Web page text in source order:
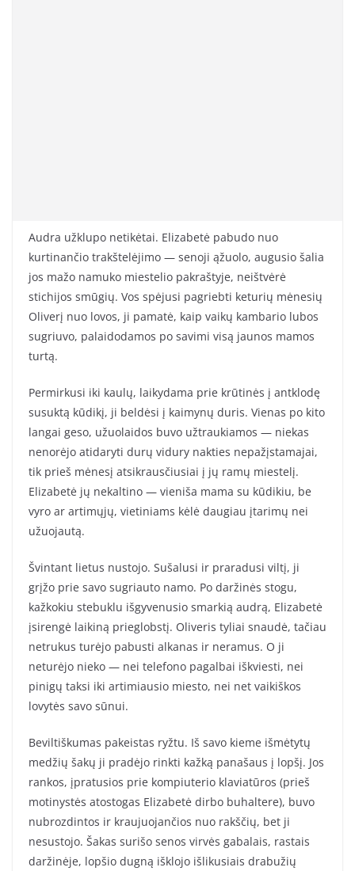
Audra užklupo netikėtai. Elizabetė pabudo nuo
kurtinančio trakštelėjimo — senoji ąžuolo, augusio šalia
jos mažo namuko miestelio pakraštyje, neištvėrė
stichijos smūgių. Vos spėjusi pagriebti keturių mėnesių
Oliverį nuo lovos, ji pamatė, kaip vaikų kambario lubos
sugriuvo, palaidodamos po savimi visą jaunos mamos
turtą.
Permirkusi iki kaulų, laikydama prie krūtinės į antklodę
susuktą kūdikį, ji beldėsi į kaimynų duris. Vienas po kito
langai geso, užuolaidos buvo užtraukiamos — niekas
nenorėjo atidaryti durų vidury nakties nepažįstamajai,
tik prieš mėnesį atsikrausčiusiai į jų ramų miestelį.
Elizabetė jų nekaltino — vieniša mama su kūdikiu, be
vyro ar artimųjų, vietiniams kėlė daugiau įtarimų nei
užuojautą.
Švintant lietus nustojo. Sušalusi ir praradusi viltį, ji
grįžo prie savo sugriauto namo. Po daržinės stogu,
kažkokiu stebuklu išgyvenusio smarkią audrą, Elizabetė
įsirengė laikiną prieglobstį. Oliveris tyliai snaudė, tačiau
netrukus turėjo pabusti alkanas ir neramus. O ji
neturėjo nieko — nei telefono pagalbai iškviesti, nei
pinigų taksi iki artimiausio miesto, nei net vaikiškos
lovytės savo sūnui.
Beviltiškumas pakeistas ryžtu. Iš savo kieme išmėtytų
medžių šakų ji pradėjo rinkti kažką panašaus į lopšį. Jos
rankos, įpratusios prie kompiuterio klaviatūros (prieš
motinystės atostogas Elizabetė dirbo buhaltere), buvo
nubrozdintos ir kraujuojančios nuo rakščių, bet ji
nesustojo. Šakas surišo senos virvės gabalais, rastais
daržinėje, lopšio dugną išklojo išlikusiais drabužių